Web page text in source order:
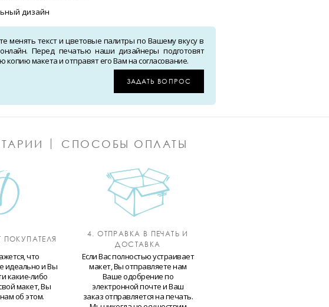
дизайн
менять текст и цветовые палитры по Вашему вкусу в
Перед печатью наши дизайнеры подготовят
копию макета и отправят его Вам на согласование.
ЗАДАТЬ ВОПРОС
СПОСОБЫ ОПЛАТЫ
ПОКУПАТЕЛЯ
что
идеально и Вы
какие-либо
макет, Вы
об этом.
4. ОТПРАВКА В ПЕЧАТЬ И
ДОСТАВКА
Если Вас полностью устраивает
макет, Вы отправляете нам
Ваше одобрение по
электронной почте и Ваш
заказ отправляется на печать.